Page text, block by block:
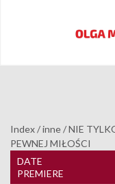
Index/inne/NIE
PEWNEJ MIŁOŚCI
DATE
PREMIERE